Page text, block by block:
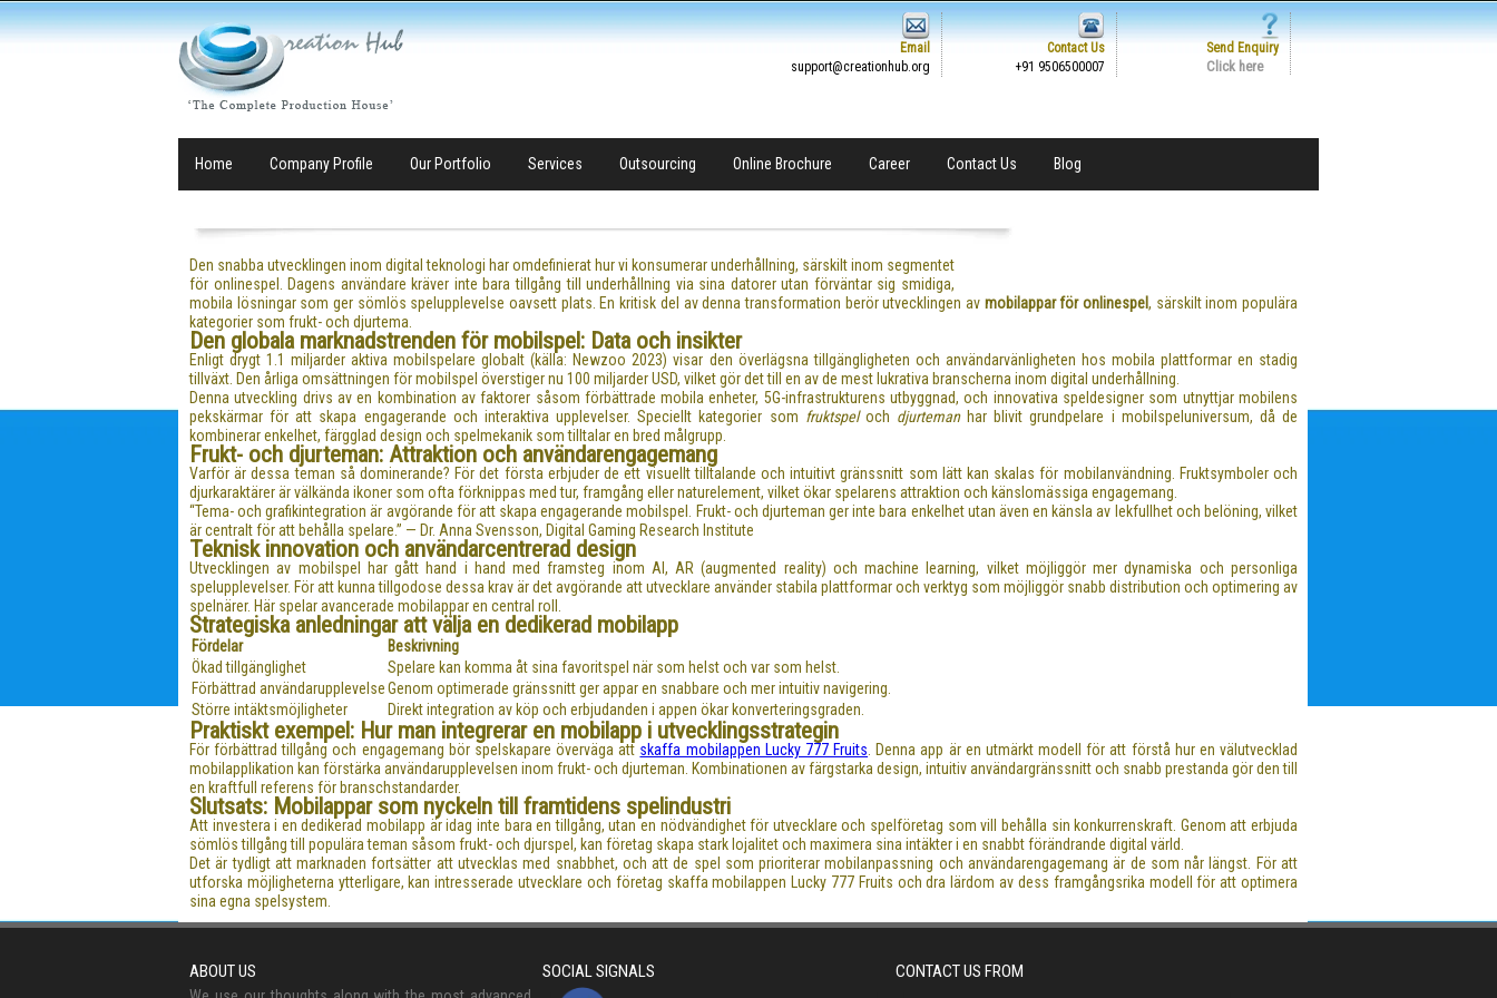
Email
support@creationhub.org
Contact Us
+91 9506500007
Send Enquiry
Click here
Home Company Profile Our Portfolio Services Outsourcing Online Brochure Career Contact Us Blog
Den snabba utvecklingen inom digital teknologi har omdefinierat hur vi konsumerar underhållning, särskilt inom segmentet
för onlinespel. Dagens användare kräver inte bara tillgång till underhållning via sina datorer utan förväntar sig smidiga,
mobila lösningar som ger sömlös spelupplevelse oavsett plats. En kritisk del av denna transformation berör utvecklingen av mobilappar för onlinespel, särskilt inom populära
kategorier som frukt- och djurtema.
Den globala marknadstrenden för mobilspel: Data och insikter
Enligt drygt 1.1 miljarder aktiva mobilspelare globalt (källa: Newzoo 2023) visar den överlägsna tillgängligheten och användarvänligheten hos mobila plattformar en stadig
tillväxt. Den årliga omsättningen för mobilspel överstiger nu 100 miljarder USD, vilket gör det till en av de mest lukrativa branscherna inom digital underhållning.
Denna utveckling drivs av en kombination av faktorer såsom förbättrade mobila enheter, 5G-infrastrukturens utbyggnad, och innovativa speldesigner som utnyttjar mobilens
pekskärmar för att skapa engagerande och interaktiva upplevelser. Speciellt kategorier som fruktspeloch djurtemanhar blivit grundpelare i mobilspeluniversum, då de
kombinerar enkelhet, färgglad design och spelmekanik som tilltalar en bred målgrupp.
Frukt- och djurteman: Attraktion och användarengagemang
Varför är dessa teman så dominerande? För det första erbjuder de ett visuellt tilltalande och intuitivt gränssnitt som lätt kan skalas för mobilanvändning. Fruktsymboler och
djurkaraktärer är välkända ikoner som ofta förknippas med tur, framgång eller naturelement, vilket ökar spelarens attraktion och känslomässiga engagemang.
“Tema- och grafikintegration är avgörande för att skapa engagerande mobilspel. Frukt- och djurteman ger inte bara enkelhet utan även en känsla av lekfullhet och belöning, vilket
är centralt för att behålla spelare.” — Dr. Anna Svensson, Digital Gaming Research Institute
Teknisk innovation och användarcentrerad design
Utvecklingen av mobilspel har gått hand i hand med framsteg inom AI, AR (augmented reality) och machine learning, vilket möjliggör mer dynamiska och personliga
spelupplevelser. För att kunna tillgodose dessa krav är det avgörande att utvecklare använder stabila plattformar och verktyg som möjliggör snabb distribution och optimering av
spelnärer. Här spelar avancerade mobilappar en central roll.
Strategiska anledningar att välja en dedikerad mobilapp
Fördelar
Beskrivning
Ökad tillgänglighet
Spelare kan komma åt sina favoritspel när som helst och var som helst.
Förbättrad användarupplevelseGenom optimerade gränssnitt ger appar en snabbare och mer intuitiv navigering.
Större intäktsmöjligheter
Direkt integration av köp och erbjudanden i appen ökar konverteringsgraden.
Praktiskt exempel: Hur man integrerar en mobilapp i utvecklingsstrategin
För förbättrad tillgång och engagemang bör spelskapare överväga att skaffa mobilappen Lucky 777 Fruits . Denna app är en utmärkt modell för att förstå hur en välutvecklad
mobilapplikation kan förstärka användarupplevelsen inom frukt- och djurteman. Kombinationen av färgstarka design, intuitiv användargränssnitt och snabb prestanda gör den till
en kraftfull referens för branschstandarder.
Slutsats: Mobilappar som nyckeln till framtidens spelindustri
Att investera i en dedikerad mobilapp är idag inte bara en tillgång, utan en nödvändighet för utvecklare och spelföretag som vill behålla sin konkurrenskraft. Genom att erbjuda
sömlös tillgång till populära teman såsom frukt- och djurspel, kan företag skapa stark lojalitet och maximera sina intäkter i en snabbt förändrande digital värld.
Det är tydligt att marknaden fortsätter att utvecklas med snabbhet, och att de spel som prioriterar mobilanpassning och användarengagemang är de som når längst. För att
utforska möjligheterna ytterligare, kan intresserade utvecklare och företag skaffa mobilappen Lucky 777 Fruits och dra lärdom av dess framgångsrika modell för att optimera
sina egna spelsystem.
ABOUT US SOCIAL SIGNALS CONTACT US FROM